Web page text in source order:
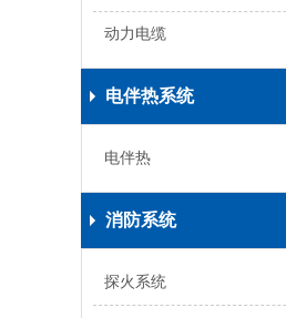
动力电缆
电伴热系统
电伴热
消防系统
探火系统